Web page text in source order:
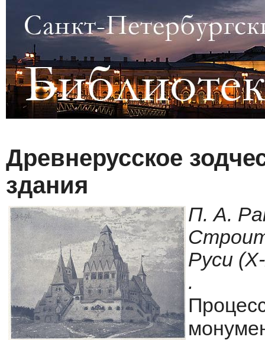
Древнерусское
здания
П. А.
Руси
.